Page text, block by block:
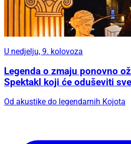
U nedjelju, 9. kolovoza
Legenda o zmaju ponovno
Spektakl koji će oduševiti
Od akustike do legendarnih Kojota